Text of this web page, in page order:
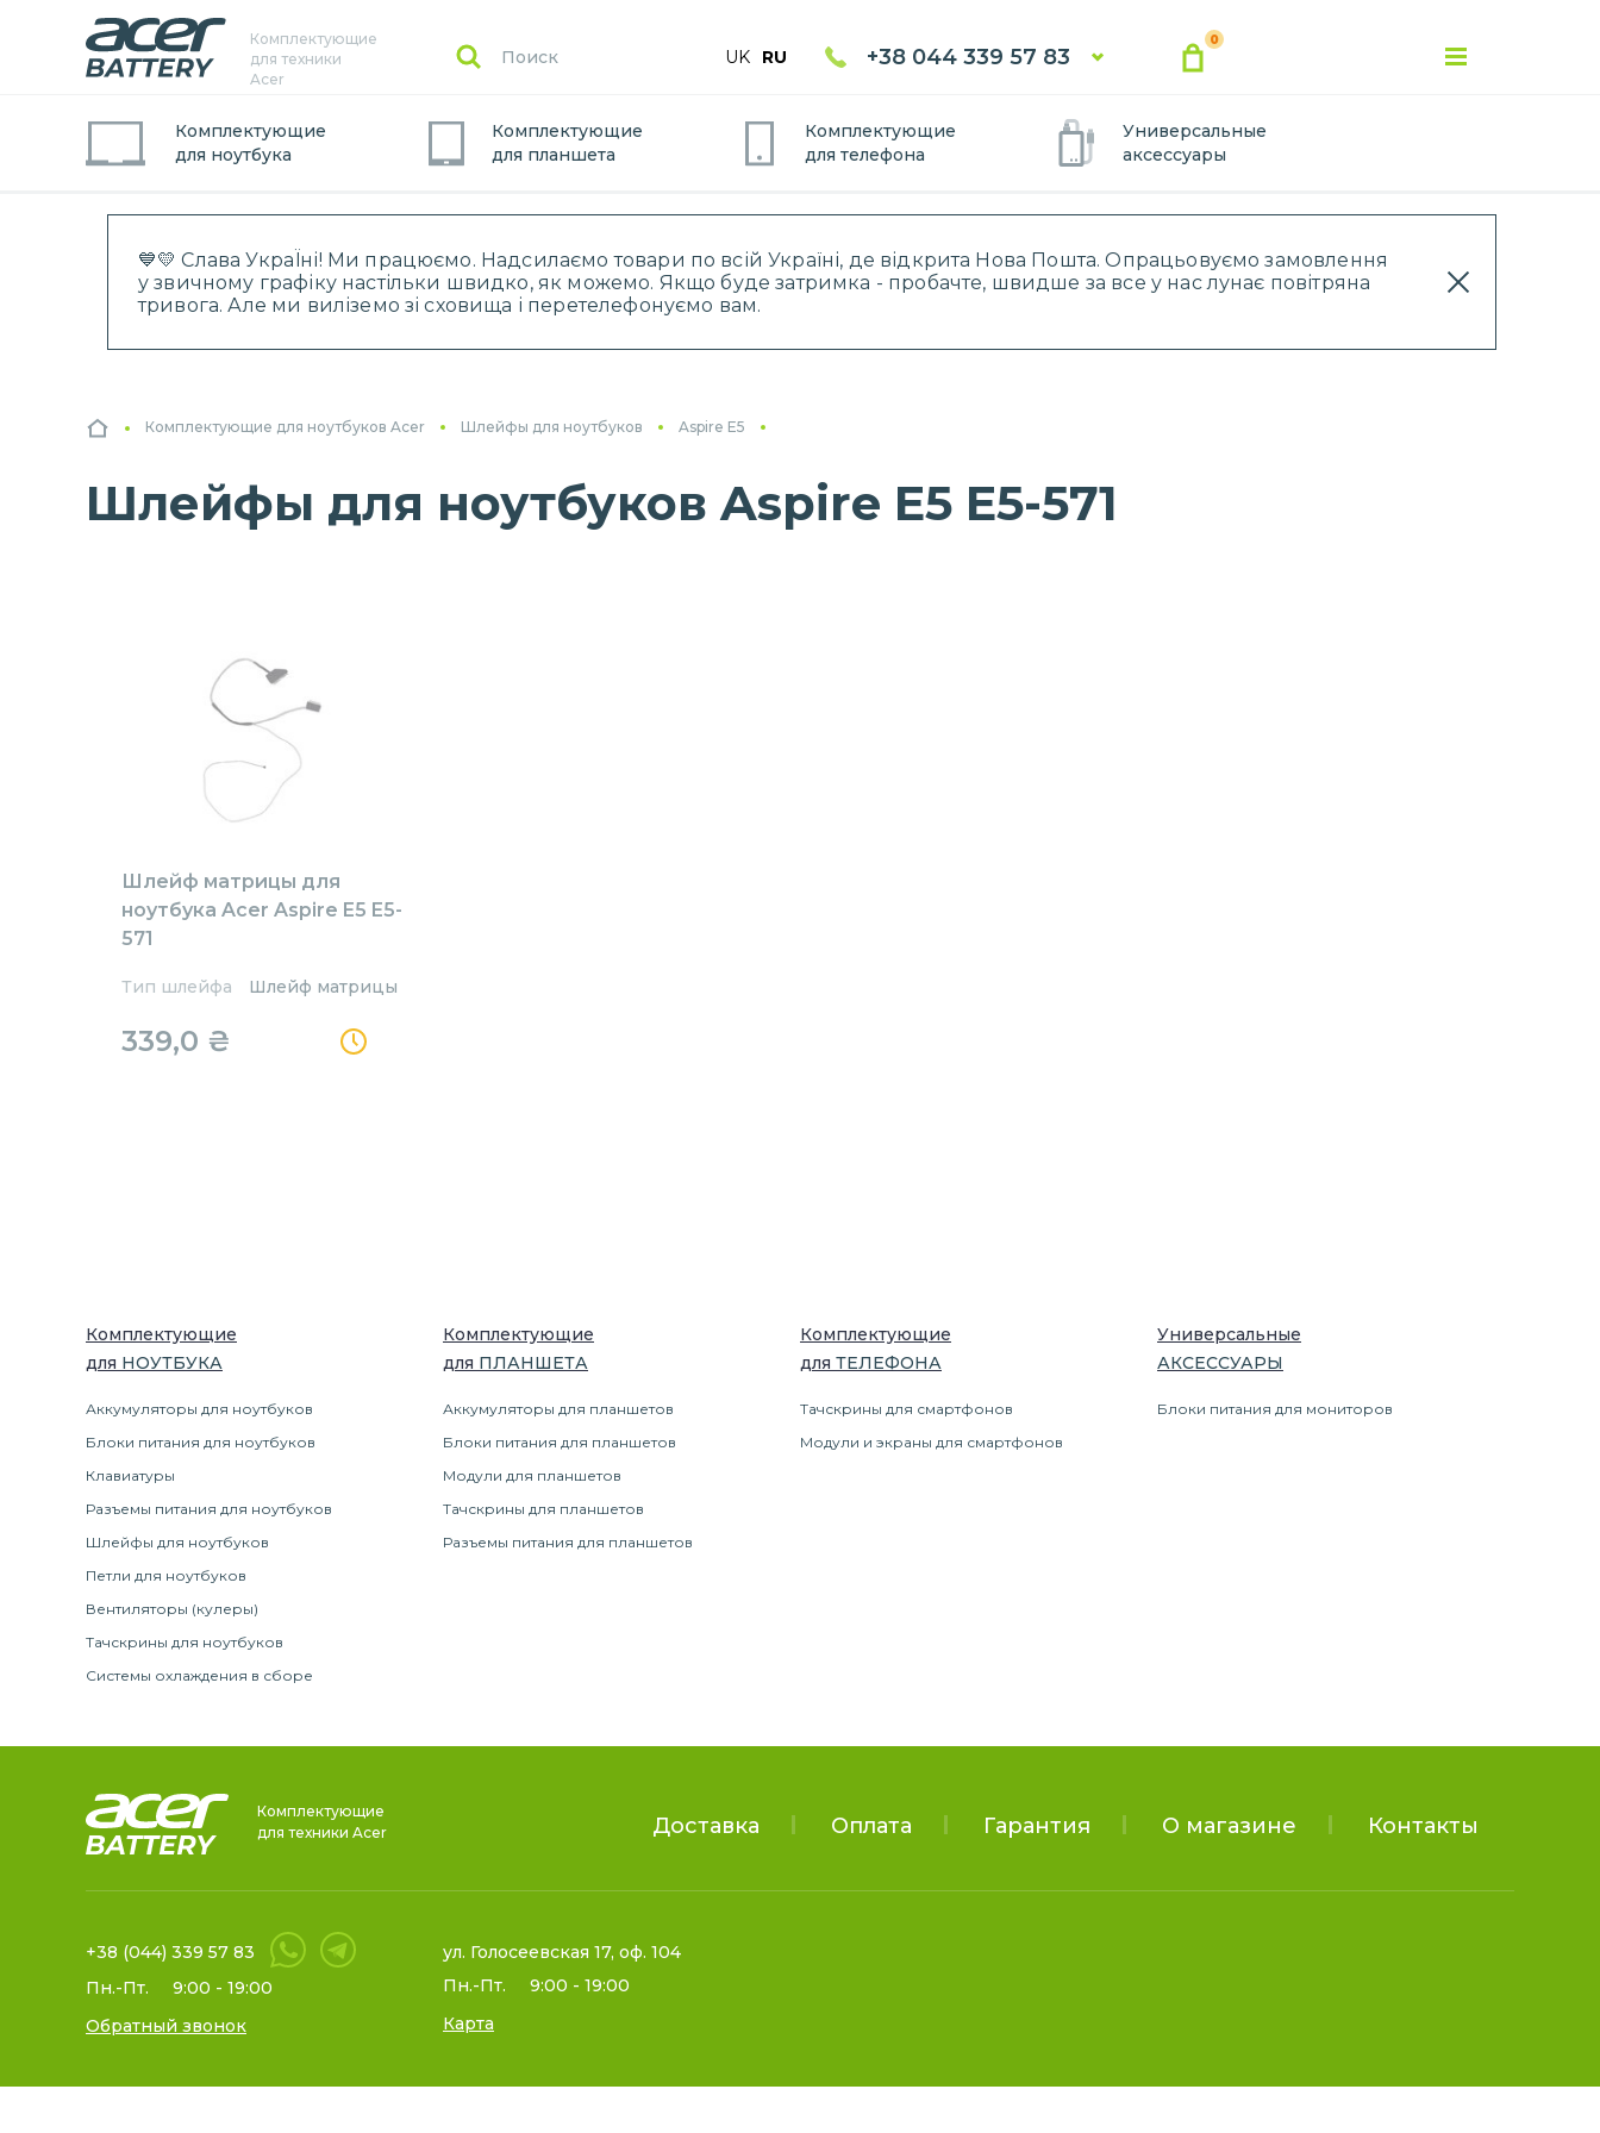
💙💛 Слава УкраЇні! Ми працюємо. Надсилаємо товари по всій Україні, де відкрита Нова Пошта. Опрацьовуємо замовлення
у звичному графіку настільки швидко, як можемо. Якщо буде затримка - пробачте, швидше за все у нас лунає повітряна
тривога. Але ми виліземо зі сховища і перетелефонуємо вам.
Комплектующие
для техники
Acer
UK RU +38 044 339 57 83
0
Комплектующие
для ноутбука
Комплектующие
для планшета
Комплектующие
для телефона
Универсальные
аксессуары
Комплектующие для ноутбуков Acer Шлейфы для ноутбуков Aspire E5
Шлейфы для ноутбуков Aspire E5 E5-571
Шлейф матрицы для
ноутбука Acer Aspire E5 E5-
571
Тип шлейфа Шлейф матрицы
339,0 ₴
Комплектующие
для НОУТБУКА
Аккумуляторы для ноутбуков
Блоки питания для ноутбуков
Клавиатуры
Разъемы питания для ноутбуков
Шлейфы для ноутбуков
Петли для ноутбуков
Вентиляторы (кулеры)
Тачскрины для ноутбуков
Системы охлаждения в сборе
Комплектующие
для ПЛАНШЕТА
Аккумуляторы для планшетов
Блоки питания для планшетов
Модули для планшетов
Тачскрины для планшетов
Разъемы питания для планшетов
Комплектующие
для ТЕЛЕФОНА
Тачскрины для смартфонов
Модули и экраны для смартфонов
Универсальные
АКСЕССУАРЫ
Блоки питания для мониторов
Комплектующие
для техники Acer
Доставка Оплата Гарантия О магазине Контакты
+38 (044) 339 57 83
Пн.-Пт.
9:00 - 19:00
Обратный звонок
ул. Голосеевская 17, оф. 104
Пн.-Пт.
9:00 - 19:00
Карта